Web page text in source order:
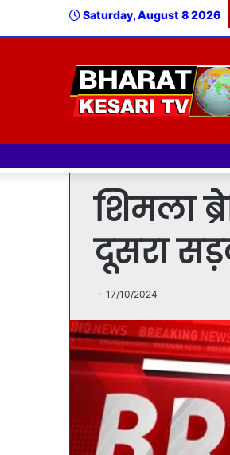
Saturday, August 8 2026
शिमला
दूसरा
17/10/2024